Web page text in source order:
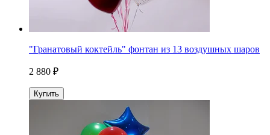
"Гранатовый коктейль" фонтан из 13 воздушных шаров
2 880 ₽
Купить